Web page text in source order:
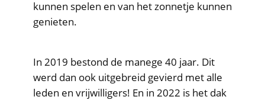
kunnen spelen en van het zonnetje kunnen
genieten.
In 2019 bestond de manege 40 jaar. Dit
werd dan ook uitgebreid gevierd met alle
leden en vrijwilligers! En in 2022 is het dak